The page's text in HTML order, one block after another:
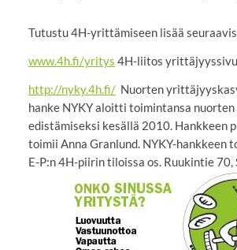
Tutustu 4H-yrittämiseen lisää
www.4h.fi/yritys 4H-liitos
http://nyky.4h.fi/Nuorten
hanke NYKY aloitti toimintansa
edistämiseksi kesällä 2010. Hankkeen
toimii Anna Granlund. NYKY-hankkeen
E-P:n 4H-piirin tiloissa os. Ruukintie 70,